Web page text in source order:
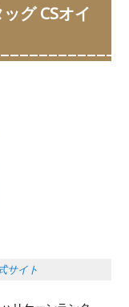
グ CSオイ
サイト